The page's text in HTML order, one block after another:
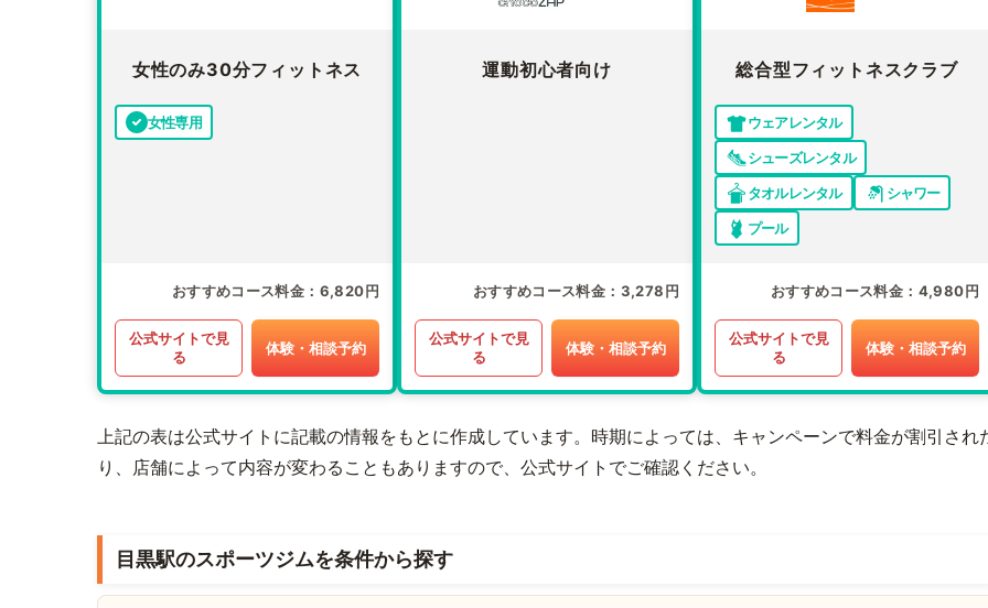
女性のみ30分フィットネス
女性専用
おすすめコース料金 6,820円
公式サイトで見
る
体験・相談予約
運動初心者向け
おすすめコース料金 3,278円
公式サイトで見
る
体験・相談予約
総合型フィットネスクラブ
ウェアレンタル
シューズレンタル
タオルレンタル
シャワー
プール
おすすめコース料金 4,980円
公式サイトで見
る
体験・相談予約
上記の表は公式サイトに記載の情報をもとに作成しています。時期によっては、キャンペーンで料金が割引され
り、店舗によって内容が変わることもありますので、公式サイトでご確認ください。
目黒駅のスポーツジムを条件から探す